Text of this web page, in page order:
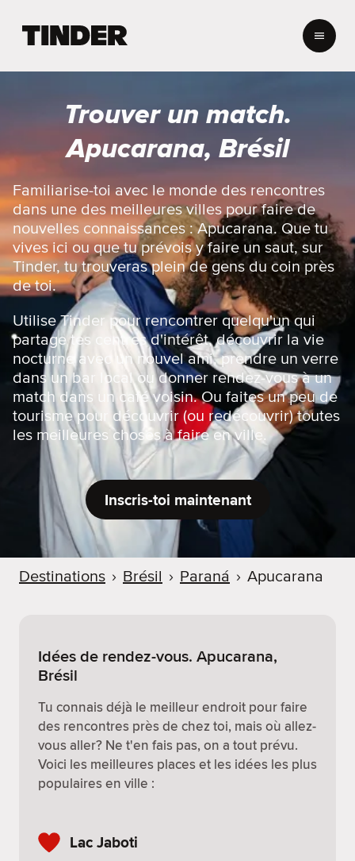
i
T
n
d
e
r
Trouver un match.
Apucarana, Brésil
Familiarise-toi avec le monde des rencontres
dans une des meilleures villes pour faire de
nouvelles connaissances : Apucarana. Que tu
vives ici ou que tu prévois y faire un saut, sur
Tinder, tu trouveras plein de gens du coin près
de toi.
Utilise Tinder pour rencontrer quelqu'un qui
partage tes centres d'intérêt, découvrir la vie
nocturne avec un nouvel ami, prendre un verre
dans un bar local ou donner rendez-vous à un
match dans un café voisin. Ou faites un peu de
tourisme pour découvrir (ou redécouvrir) toutes
les meilleures choses à faire en ville.
Inscris-toi maintenant
Destinations › Brésil › Paraná › Apucarana
Idées de rendez-vous. Apucarana,
Brésil
Tu connais déjà le meilleur endroit pour faire
des rencontres près de chez toi, mais où allez-
vous aller? Ne t'en fais pas, on a tout prévu.
Voici les meilleures places et les idées les plus
populaires en ville :
Lac Jaboti